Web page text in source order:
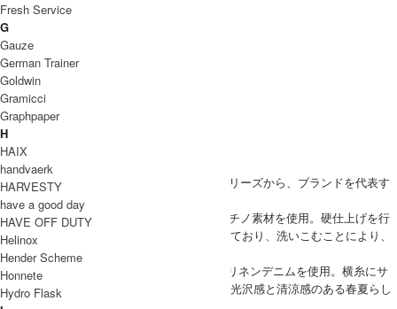
DECHO（デコー)のスタンダードアイテムシリーズから、ブランドを代表す
るモデル、『KOME HAT(コメハット)』
BeigeとNavyは旧力織機で織った昔ながらのチノ素材を使用。硬仕上げを行
うことで、ハリとコシのある生地に仕上がっており、洗いこむことにより、
色落ち、風合いが増します。
S.Blue、S.Indigoはくったりとしたコットンリネンデニムを使用。横糸にサ
フィランリネンという銘柄の糸を使用した、光沢感と清涼感のある春夏らし
Fresh Service
G
Gauze
German Trainer
Goldwin
Gramicci
Graphpaper
H
HAIX
handvaerk
HARVESTY
have a good day
HAVE OFF DUTY
Helinox
Hender Scheme
Honnete
Hydro Flask